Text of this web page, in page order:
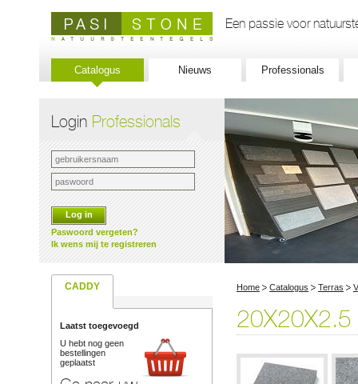
Een passie voor
Catalogus Nieuws Professionals
Login Professionals
Log in
Paswoord vergeten?
Ik wens mij te registreren
CADDY Home Catalogus Terras
Laatst toegevoegd
U hebt nog geen
bestellingen
geplaatst
20X20X2.5